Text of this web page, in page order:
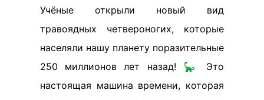
Учёные открыли новый вид
травоядных четвероногих, которые
населяли нашу планету поразительные
250 миллионов лет назад! 🦕 Это
настоящая машина времени, которая